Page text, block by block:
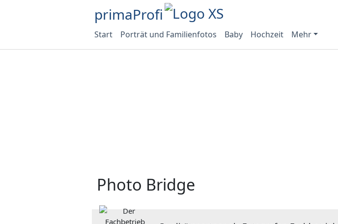
primaProfi
Start Porträt und Familienfotos Baby Hochzeit Mehr
Photo Bridge